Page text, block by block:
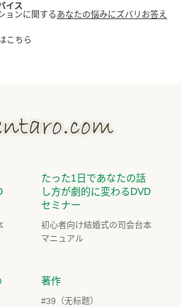
イス
ョンに関するあなたの悩みにズバリお答え
こちら
たった1日であなたの話
し方が劇的に変わるDVD
セミナー
初心者向け結婚式の司会台本
マニュアル
著作
#39（无标题）